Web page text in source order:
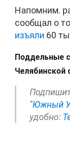
Напомним.
сообщал о
изъяли 60
Поддельные
Челябинской
"Южный
удобно: